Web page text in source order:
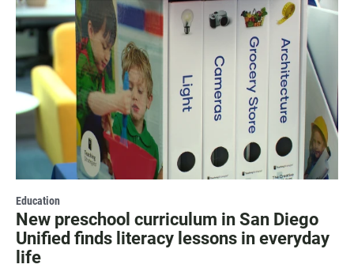
Education
New preschool curriculum in San Diego
Unified finds literacy lessons in everyday
life